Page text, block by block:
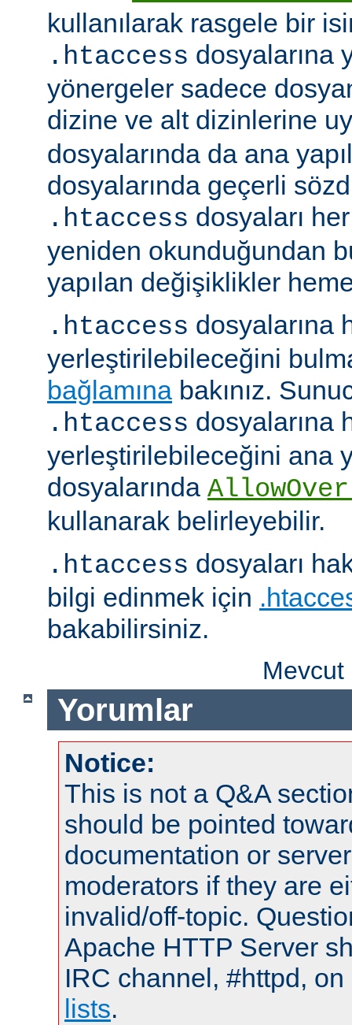
kullanılarak rasgele bir
.htaccess dosyalarına
yönergeler sadece
dizine ve alt dizinlerine
dosyalarında da ana
dosyalarında geçerli
.htaccess dosyaları
yeniden okunduğundan
yapılan değişiklikler
.htaccess dosyalarına
yerleştirilebileceğini
bağlamına bakınız.
.htaccess dosyalarına
yerleştirilebileceğini ana
dosyalarında
kullanarak belirleyebilir.
.htaccess dosyaları
bilgi edinmek için
bakabilirsiniz.
Yorumlar
Notice:
This is not a Q&A
should be pointed
documentation or
moderators if they are
invalid/off-topic.
Apache HTTP Server
IRC channel, #httpd,
lists.